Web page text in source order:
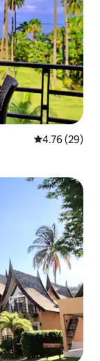
從 29 則評價
4.76 (29)